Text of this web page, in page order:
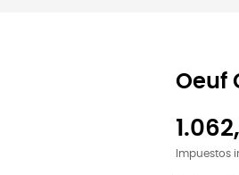
Oeuf
Impuestos